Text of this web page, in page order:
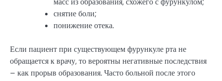
снятие боли;
понижение отека.
Если пациент при существующем фурункуле рта не
обращается к врачу, то вероятны негативные последствия
– как прорыв образования. Часто больной после этого